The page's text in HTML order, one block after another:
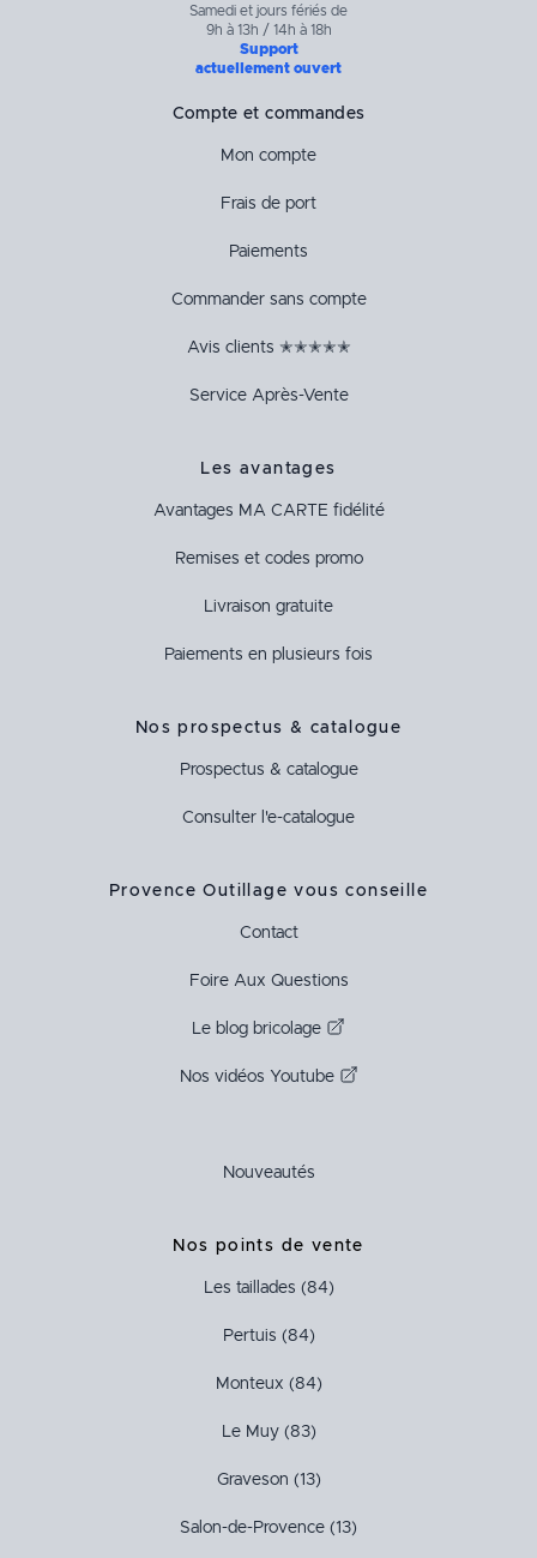
Samedi et jours fériés de
9h à 13h / 14h à 18h
Support
actuellement ouvert
Compte et commandes
Mon compte
Frais de port
Paiements
Commander sans compte
Avis clients ✭✭✭✭✭
Service Après-Vente
Les avantages
Avantages MA CARTE fidélité
Remises et codes promo
Livraison gratuite
Paiements en plusieurs fois
Nos prospectus & catalogue
Prospectus & catalogue
Consulter l'e-catalogue
Provence Outillage vous conseille
Contact
Foire Aux Questions
Le blog bricolage
Nos vidéos Youtube
Nouveautés
Nos points de vente
Les taillades (84)
Pertuis (84)
Monteux (84)
Le Muy (83)
Graveson (13)
Salon-de-Provence (13)